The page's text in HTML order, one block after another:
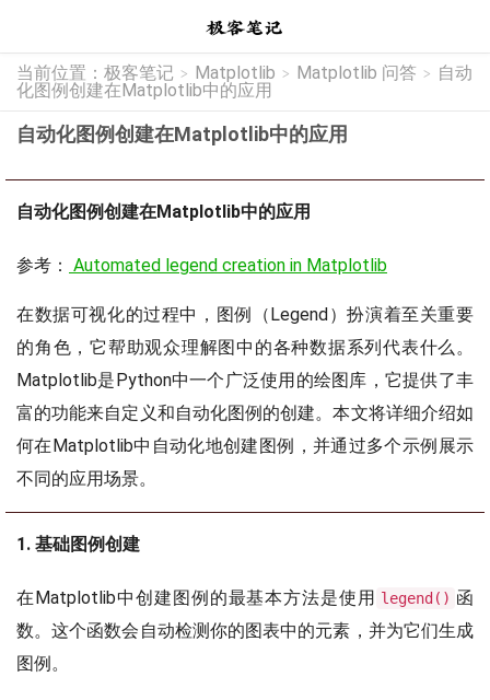
当前位置： 极客笔记 > Matplotlib > Matplotlib 问答 >
自动
化图例创建在Matplotlib中的应用
自动化图例创建在Matplotlib中的应用
自动化图例创建在Matplotlib中的应用
参考： Automated legend creation in Matplotlib
在数据可视化的过程中，图例（Legend）扮演着至关重要
的角色，它帮助观众理解图中的各种数据系列代表什么。
Matplotlib是Python中一个广泛使用的绘图库，它提供了丰
富的功能来自定义和自动化图例的创建。本文将详细介绍如
何在Matplotlib中自动化地创建图例，并通过多个示例展示
不同的应用场景。
1. 基础图例创建
在Matplotlib中创建图例的最基本方法是使用 legend() 函
数。这个函数会自动检测你的图表中的元素，并为它们生成
图例。